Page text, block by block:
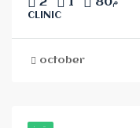
CLINIC
october